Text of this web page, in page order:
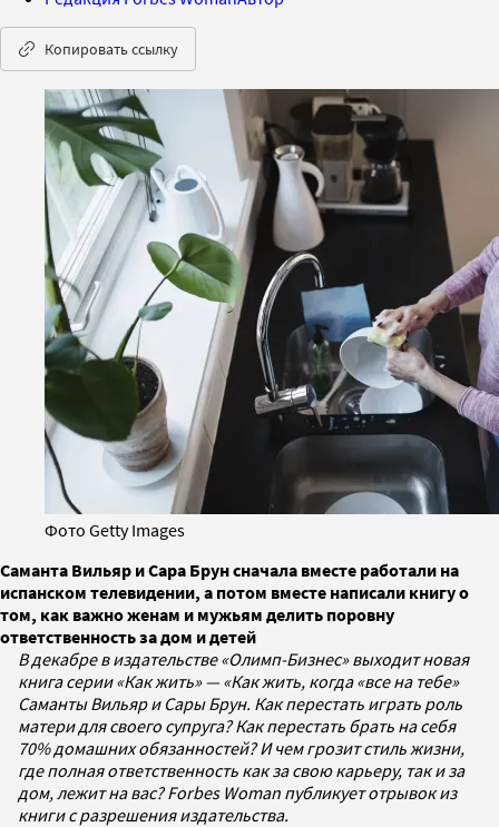
Копировать ссылку
Фото Getty Images
Саманта Вильяр и Сара Брун сначала вместе работали на
испанском телевидении, а потом вместе написали книгу о
том, как важно женам и мужьям делить поровну
ответственность за дом и детей
В декабре в издательстве «Олимп-Бизнес» выходит новая
книга серии «Как жить» — «Как жить, когда «все на тебе»
Саманты Вильяр и Сары Брун. Как перестать играть роль
матери для своего супруга? Как перестать брать на себя
70% домашних обязанностей? И чем грозит стиль жизни,
где полная ответственность как за свою карьеру, так и за
дом, лежит на вас? Forbes Woman публикует отрывок из
книги с разрешения издательства.